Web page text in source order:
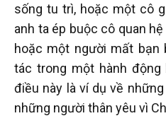
sống tu trì, hoặc một cô
anh ta ép buộc cô quan
hoặc một người mất bạn
tác trong một hành
điều này là ví dụ về
những người thân yêu vì